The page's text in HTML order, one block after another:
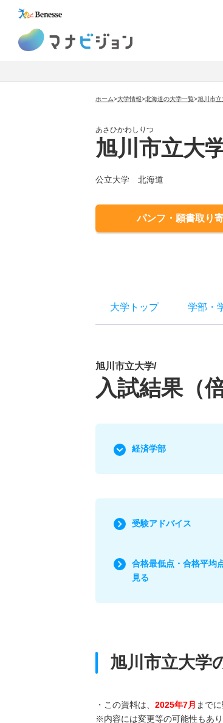
ホーム>大学情報>北海道の大学一覧>旭川市立
あさひかわしりつ
旭川市立大
公立大学 北海道
パンフ・願書取り
大学トップ 学部 ・
旭川市立大学/
入試結果（
経済学部
受験アドバイス
合格最低点・合格平均
見る
旭川市立大学
・この資料は、 2025年7月 まで
※内容には変更等の可能性もあ